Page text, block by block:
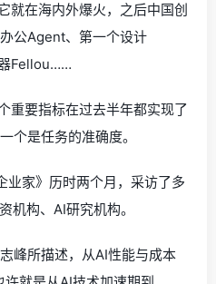
就在海内外爆火，之后中国创
公Agent、第一个设计
Fellou……
重要指标在过去半年都实现了
个是任务的准确度。
业家》历时两个月，采访了多
机构、AI研究机构。
峰所描述，从AI性能与成本